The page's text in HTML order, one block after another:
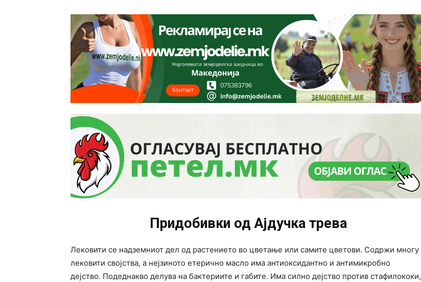
Придобивки од Ајдучка трева
Лековити се надземниот дел од растението во цветање или самите цветови. Содржи многу
лековити својства, а нејзиното етерично масло има антиоксидантно и антимикробно
дејство. Подеднакво делува на бактериите и габите. Има силно дејство против стафилококи,